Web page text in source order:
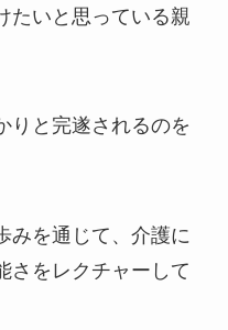
たいと思っている親
と完遂されるのを
を通じて、介護に
さをレクチャーして